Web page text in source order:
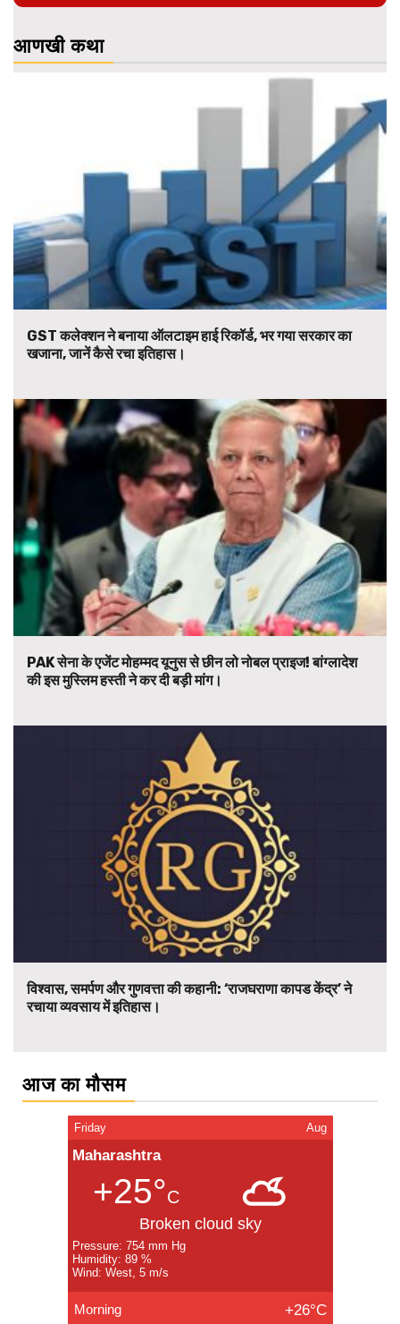
आणखी कथा
GST कलेक्शन ने बनाया ऑलटाइम हाई रिकॉर्ड, भर गया सरकार का
खजाना, जानें कैसे रचा इतिहास।
PAK सेना के एजेंट मोहम्मद यूनुस से छीन लो नोबल प्राइज! बांग्लादेश
की इस मुस्लिम हस्ती ने कर दी बड़ी मांग।
विश्वास, समर्पण और गुणवत्ता की कहानी: ‘राजघराणा कापड केंद्र’ ने
रचाया व्यवसाय में इतिहास।
आज का मौसम
Friday Aug
Maharashtra
+25°C
Broken cloud sky
Pressure: 754 mm Hg
Humidity: 89 %
Wind: West, 5 m/s
Morning +26°C